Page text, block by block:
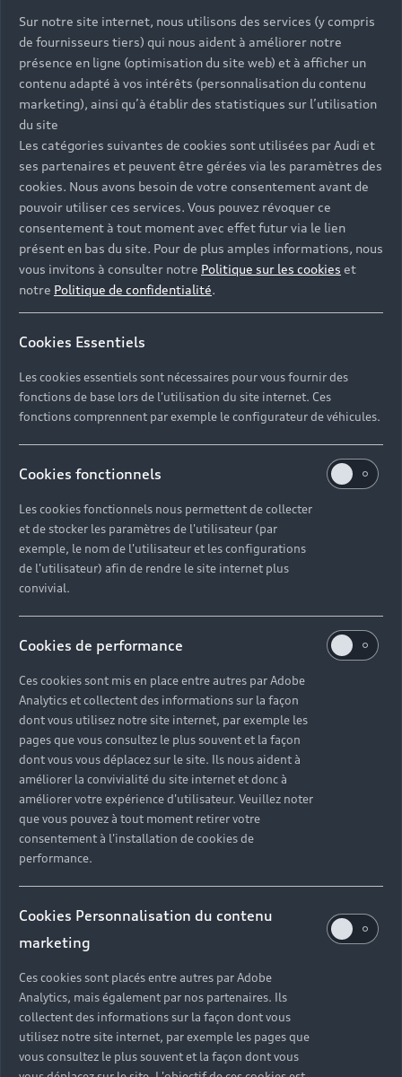
Sur notre site internet, nous utilisons des services (y compris
de fournisseurs tiers) qui nous aident à améliorer notre
présence en ligne (optimisation du site web) et à afficher un
contenu adapté à vos intérêts (personnalisation du contenu
marketing), ainsi qu’à établir des statistiques sur l’utilisation
du site
Les catégories suivantes de cookies sont utilisées par Audi et
ses partenaires et peuvent être gérées via les paramètres des
cookies. Nous avons besoin de votre consentement avant de
pouvoir utiliser ces services. Vous pouvez révoquer ce
consentement à tout moment avec effet futur via le lien
présent en bas du site. Pour de plus amples informations, nous
vous invitons à consulter notre Politique sur les cookies et
notre Politique de confidentialité.
Cookies Essentiels
Les cookies essentiels sont nécessaires pour vous fournir des
fonctions de base lors de l'utilisation du site internet. Ces
fonctions comprennent par exemple le configurateur de véhicules.
Cookies fonctionnels
Les cookies fonctionnels nous permettent de collecter
et de stocker les paramètres de l'utilisateur (par
exemple, le nom de l'utilisateur et les configurations
de l'utilisateur) afin de rendre le site internet plus
convivial.
Cookies de performance
Ces cookies sont mis en place entre autres par Adobe
Analytics et collectent des informations sur la façon
dont vous utilisez notre site internet, par exemple les
pages que vous consultez le plus souvent et la façon
dont vous vous déplacez sur le site. Ils nous aident à
améliorer la convivialité du site internet et donc à
améliorer votre expérience d'utilisateur. Veuillez noter
que vous pouvez à tout moment retirer votre
consentement à l'installation de cookies de
performance.
Cookies Personnalisation du contenu
marketing
Ces cookies sont placés entre autres par Adobe
Analytics, mais également par nos partenaires. Ils
collectent des informations sur la façon dont vous
utilisez notre site internet, par exemple les pages que
vous consultez le plus souvent et la façon dont vous